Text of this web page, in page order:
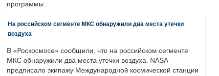
программы.
На российском сегменте МКС обнаружили два места утечки
воздуха
В «Роскосмосе» сообщили, что на российском сегменте
МКС обнаружили два места утечки воздуха. NASA
предписало экипажу Международной космической станции